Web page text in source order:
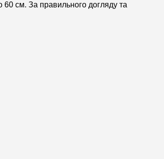
см. За правильного догляду та